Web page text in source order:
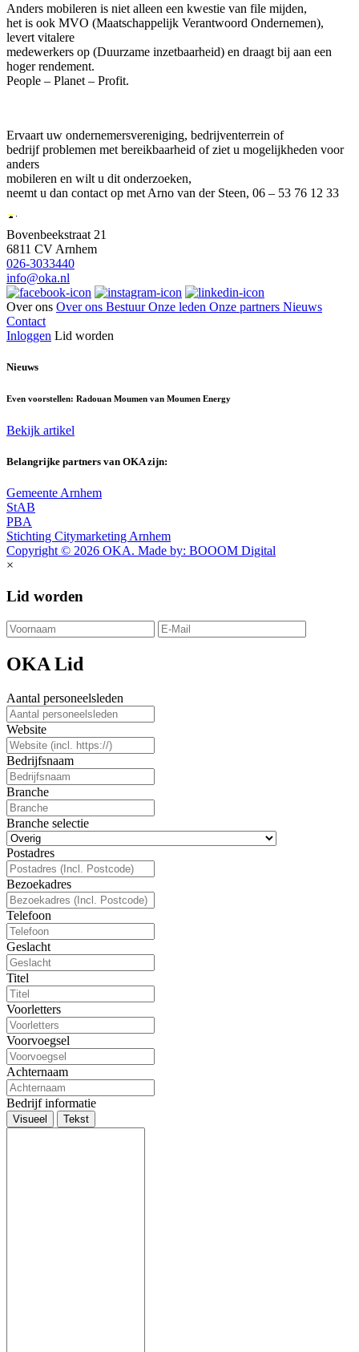
Anders mobileren is niet alleen een kwestie van file mijden,
het is ook MVO (Maatschappelijk Verantwoord Ondernemen),
levert vitalere
medewerkers op (Duurzame inzetbaarheid) en draagt bij aan een
hoger rendement.
People – Planet – Profit.
Ervaart uw ondernemersvereniging, bedrijventerrein of
bedrijf problemen met bereikbaarheid of ziet u mogelijkheden voor
anders
mobileren en wilt u dit onderzoeken,
neemt u dan contact op met Arno van der Steen, 06 – 53 76 12 33
Bovenbeekstraat 21
6811 CV Arnhem
026-3033440
info@oka.nl
Over ons Over ons BestuurOnze leden Onze partners Nieuws
Contact
Inloggen Lid worden
Nieuws
Even voorstellen: Radouan Moumen van Moumen Energy
Bekijk artikel
Belangrijke partners van OKA zijn:
Gemeente Arnhem
StAB
PBA
Stichting Citymarketing Arnhem
Copyright © 2026 OKA. Made by: BOOOM Digital
×
Lid worden
OKA Lid
Aantal personeelsleden
Website
Bedrijfsnaam
Branche
Branche selectie
Postadres
Bezoekadres
Telefoon
Geslacht
Titel
Voorletters
Voorvoegsel
Achternaam
Bedrijf informatie
Visueel Tekst